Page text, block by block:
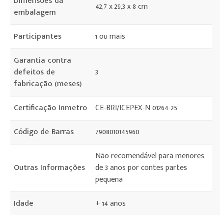
embalagem
42,7 x 29,3 x 8 cm
Participantes
1 ou mais
Garantia contra
defeitos de
fabricação (meses)
3
Certificação Inmetro
CE-BRI/ICEPEX-N 01264-25
Código de Barras
7908010145960
Outras Informações
Não recomendável para menores
de 3 anos por contes partes
pequena
Idade
+ 14 anos